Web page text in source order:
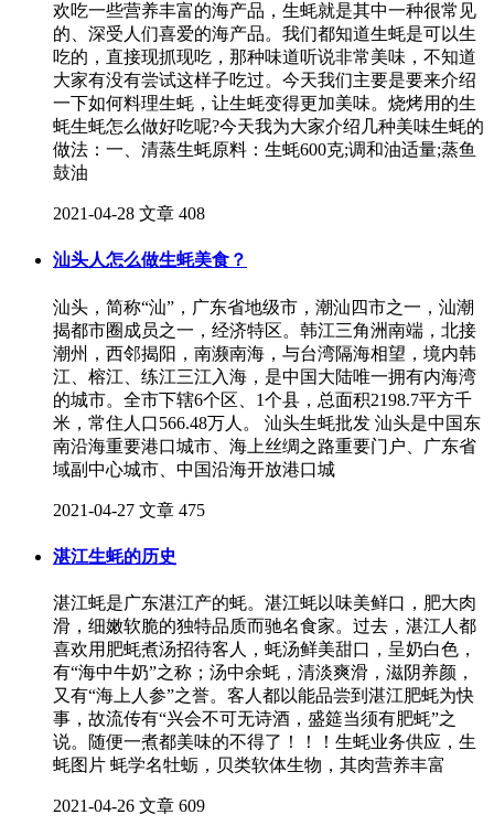
欢吃一些营养丰富的海产品，生蚝就是其中一种很常见
的、深受人们喜爱的海产品。我们都知道生蚝是可以生
吃的，直接现抓现吃，那种味道听说非常美味，不知道
大家有没有尝试这样子吃过。今天我们主要是要来介绍
一下如何料理生蚝，让生蚝变得更加美味。烧烤用的生
蚝生蚝怎么做好吃呢?今天我为大家介绍几种美味生蚝的
做法：一、清蒸生蚝原料：生蚝600克;调和油适量;蒸鱼
鼓油
2021-04-28 文章 408
汕头人怎么做生蚝美食？
汕头，简称“汕”，广东省地级市，潮汕四市之一，汕潮
揭都市圈成员之一，经济特区。韩江三角洲南端，北接
潮州，西邻揭阳，南濒南海，与台湾隔海相望，境内韩
江、榕江、练江三江入海，是中国大陆唯一拥有内海湾
的城市。全市下辖6个区、1个县，总面积2198.7平方千
米，常住人口566.48万人。 汕头生蚝批发 汕头是中国东
南沿海重要港口城市、海上丝绸之路重要门户、广东省
域副中心城市、中国沿海开放港口城
2021-04-27 文章 475
湛江生蚝的历史
湛江蚝是广东湛江产的蚝。湛江蚝以味美鲜口，肥大肉
滑，细嫩软脆的独特品质而驰名食家。过去，湛江人都
喜欢用肥蚝煮汤招待客人，蚝汤鲜美甜口，呈奶白色，
有“海中牛奶”之称；汤中余蚝，清淡爽滑，滋阴养颜，
又有“海上人参”之誉。客人都以能品尝到湛江肥蚝为快
事，故流传有“兴会不可无诗酒，盛筵当须有肥蚝”之
说。随便一煮都美味的不得了！！！生蚝业务供应，生
蚝图片 蚝学名牡蛎，贝类软体生物，其肉营养丰富
2021-04-26 文章 609